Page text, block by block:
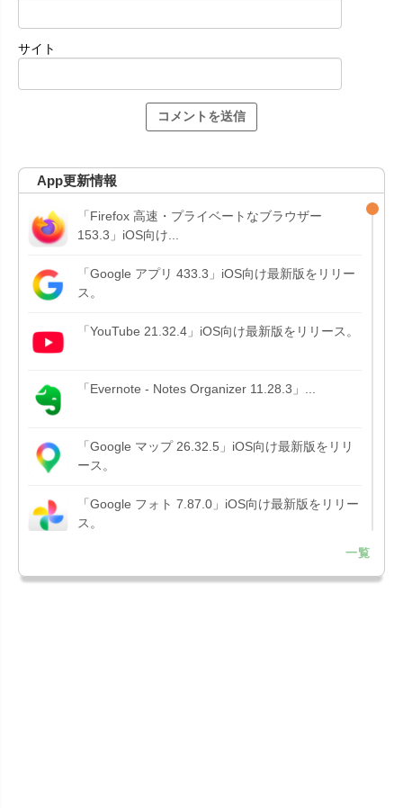
サイト
App更新情報
「Firefox 高速・プライベートなブラウザー
153.3」iOS向け...
「Google アプリ 433.3」iOS向け最新版をリリー
ス。
「YouTube 21.32.4」iOS向け最新版をリリース。
「Evernote - Notes Organizer 11.28.3」...
「Google マップ 26.32.5」iOS向け最新版をリリ
ース。
「Google フォト 7.87.0」iOS向け最新版をリリー
ス。
ス。
一覧